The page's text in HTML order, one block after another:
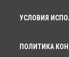
УСЛОВИЯ
ПОЛИТИКА